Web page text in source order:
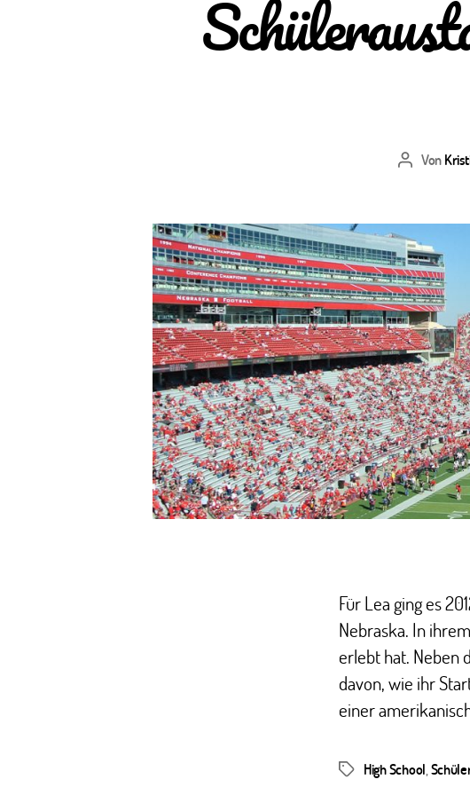
Von
Für Lea ging es
Nebraska. In
erlebt hat. Neben
davon, wie ihr
einer
Schlagwörter
High School,